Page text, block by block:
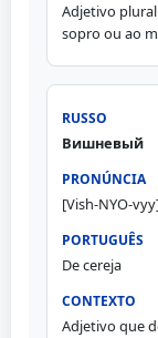
Adjetivo
sopro ou ao
Вишневый
[Vish-NYO-
De cereja
Adjetivo que